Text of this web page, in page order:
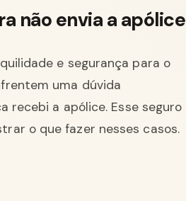
não envia a apólice
e segurança para o
uma dúvida
recebi a apólice. Esse seguro
o que fazer nesses casos.